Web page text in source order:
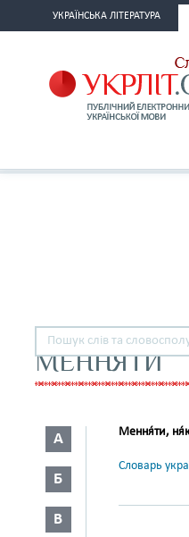
УКРАЇНСЬКА ЛІТЕРАТУРА
МЕННЯТИ
А
Б
В
Мення́ти,
Словарь